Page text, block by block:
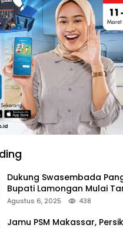
Dukung Swasembada
Bupati Lamongan Mulai
Padi Musim Ketiga
Agustus 6, 2025 438
Jamu PSM Makassar,